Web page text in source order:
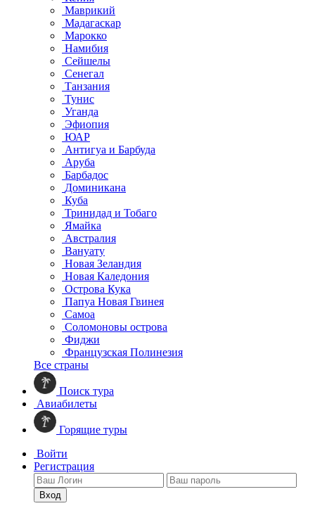
Маврикий
Мадагаскар
Марокко
Намибия
Сейшелы
Сенегал
Танзания
Тунис
Уганда
Эфиопия
ЮАР
Антигуа и Барбуда
Аруба
Барбадос
Доминикана
Куба
Тринидад и Тобаго
Ямайка
Австралия
Вануату
Новая Зеландия
Новая Каледония
Острова Кука
Папуа Новая Гвинея
Самоа
Соломоновы острова
Фиджи
Французская Полинезия
Все страны
Поиск тура
Авиабилеты
Горящие туры
Войти
Регистрация
Вход